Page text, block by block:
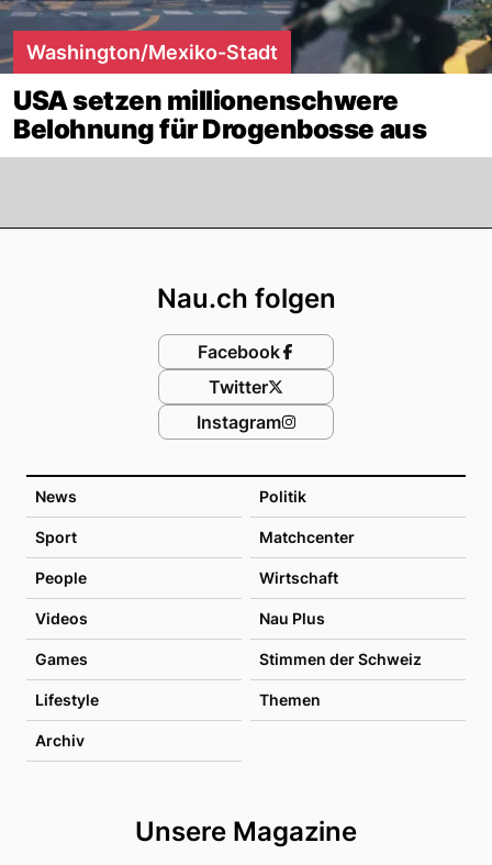
Washington/Mexiko-Stadt
USA setzen millionenschwere
Belohnung für Drogenbosse aus
News Politik
Sport Matchcenter
People Wirtschaft
Videos Nau Plus
Games Stimmen der Schweiz
Lifestyle Themen
Archiv
Unsere Magazine
Nau.ch folgen
Facebook
Twitter
Instagram